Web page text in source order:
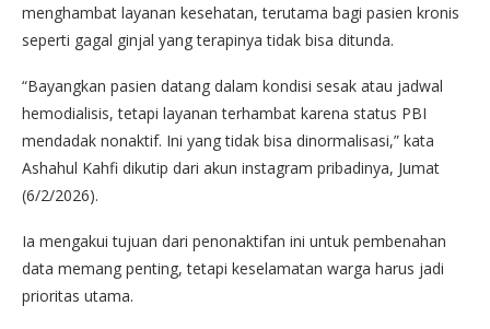
menghambat layanan kesehatan, terutama bagi pasien kronis
seperti gagal ginjal yang terapinya tidak bisa ditunda.
“Bayangkan pasien datang dalam kondisi sesak atau jadwal
hemodialisis, tetapi layanan terhambat karena status PBI
mendadak nonaktif. Ini yang tidak bisa dinormalisasi,” kata
Ashahul Kahfi dikutip dari akun instagram pribadinya, Jumat
(6/2/2026).
Ia mengakui tujuan dari penonaktifan ini untuk pembenahan
data memang penting, tetapi keselamatan warga harus jadi
prioritas utama.